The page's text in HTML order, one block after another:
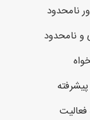
نامحدود
نامحدود